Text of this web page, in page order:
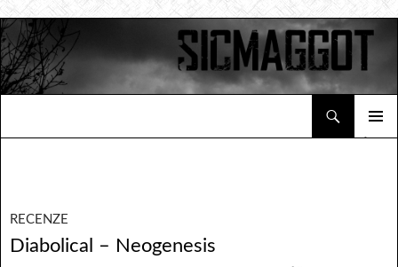
RECENZE
Diabolical – Neogenesis